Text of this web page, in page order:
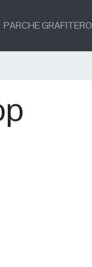
PARCHE GRAFITERO